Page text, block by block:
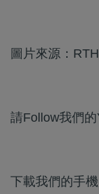
圖片來源：
請Follow我們的
下載我們的手